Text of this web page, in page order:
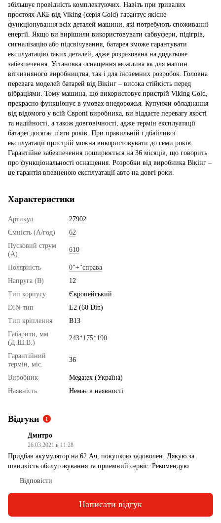
збільшує провідність комплектуючих. Навіть при тривалих
простоях АКБ від Viking (серія Gold) гарантує якісне
функціонування всіх деталей машини, які потребують споживанні
енергії. Якщо ви вирішили використовувати сабвуфери, підігрів,
сигналізацію або підсвічування, батарея зможе гарантувати
експлуатацію таких деталей, адже розрахована на додаткове
забезпечення. Установка оснащення можлива як для машин
вітчизняного виробництва, так і для іноземних розробок. Головна
перевага моделей батарей від Вікінг – висока стійкість перед
вібраціями. Тому машина, що використовує пристрій Viking Gold,
прекрасно функціонує в умовах внедорожья. Купуючи обладнання
від відомого у всій Європі виробника, ви віддаєте перевагу якості
та надійності, а також довговічності, адже термін експлуатації
батареї досягає п'яти років. При правильній і дбайливої
експлуатації пристрій можна використовувати до семи років.
Гарантійне забезпечення поширюється на 36 місяців, що говорить
про функціональності оснащення. Розробки від виробника Вікінг –
це гарантія впевненою експлуатації авто на довгі роки.
Характеристики
Артикул
27902
Ємність (А/год)
62
Пусковий струм
(А)
610
Полярність
0"+"справа
Напруга (В)
12
Тип корпусу
Європейський
DIN-тип
L2 (60 Din)
Тип кріплення
B13
Габарити, мм
(Д.Ш.В.)
243*175*190
Гарантійний
термін, міс.
36
Виробник
Megatex (Україна)
Наявність
Немає в наявності
Відгуки 1
Дмитро
26.03.2021 в 11:28
Придбав акумулятор на 62 Ач, покупкою задоволен. Дякую за
швидкість обслуговування та приемний сервіс. Рекомендую
Відповісти
Написати відгук